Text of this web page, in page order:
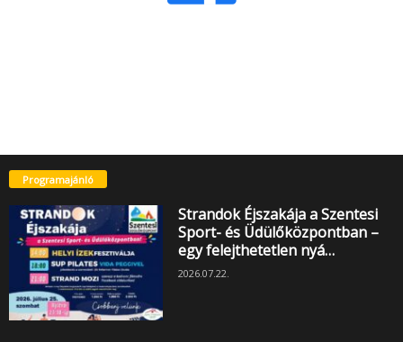
Programajánló
Strandok Éjszakája a Szentesi
Sport- és Üdülőközpontban –
egy felejthetetlen nyá…
2026.07.22.